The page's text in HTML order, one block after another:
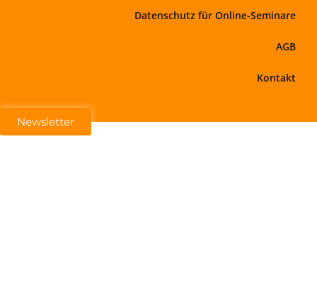
Newsletter
Datenschutz für Online-Seminare
AGB
Kontakt